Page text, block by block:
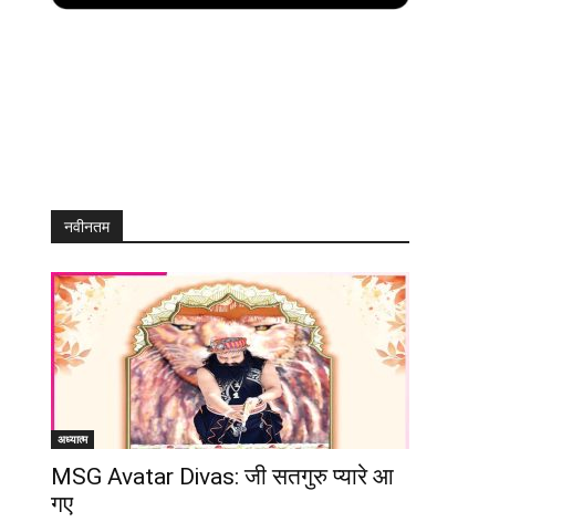
नवीनतम
अध्यात्म
MSG Avatar Divas: जी सतगुरु प्यारे आ
गए